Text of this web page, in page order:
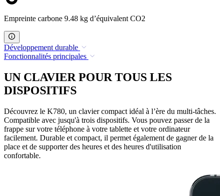
Empreinte carbone 9.48 kg d’équivalent CO2
Développement durable
Fonctionnalités principales
UN CLAVIER POUR TOUS LES
DISPOSITIFS
Découvrez le K780, un clavier compact idéal à l’ère du multi-tâches.
Compatible avec jusqu'à trois dispositifs. Vous pouvez passer de la
frappe sur votre téléphone à votre tablette et votre ordinateur
facilement. Durable et compact, il permet également de gagner de la
place et de supporter des heures et des heures d'utilisation
confortable.